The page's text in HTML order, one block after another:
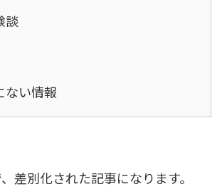
談
ない情報
差別化された記事になります。